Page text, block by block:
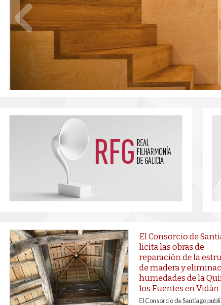
El Consorcio de
licita las obras de
reparación de la
de madera y
humedades de la
los Fuentes en Vidán
El Consorcio de Santiago